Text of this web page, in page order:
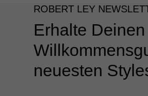
ROBERT LEY
Erhalte
neuesten